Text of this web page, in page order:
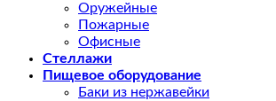
Оружейные
Пожарные
Офисные
Стеллажи
Пищевое оборудование
Баки из нержавейки